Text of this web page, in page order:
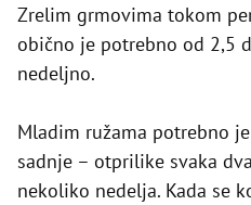
Zrelim grmovima tokom
obično je potrebno od 2,5
nedeljno.
Mladim ružama potrebno
sadnje – otprilike svaka
nekoliko nedelja. Kada se